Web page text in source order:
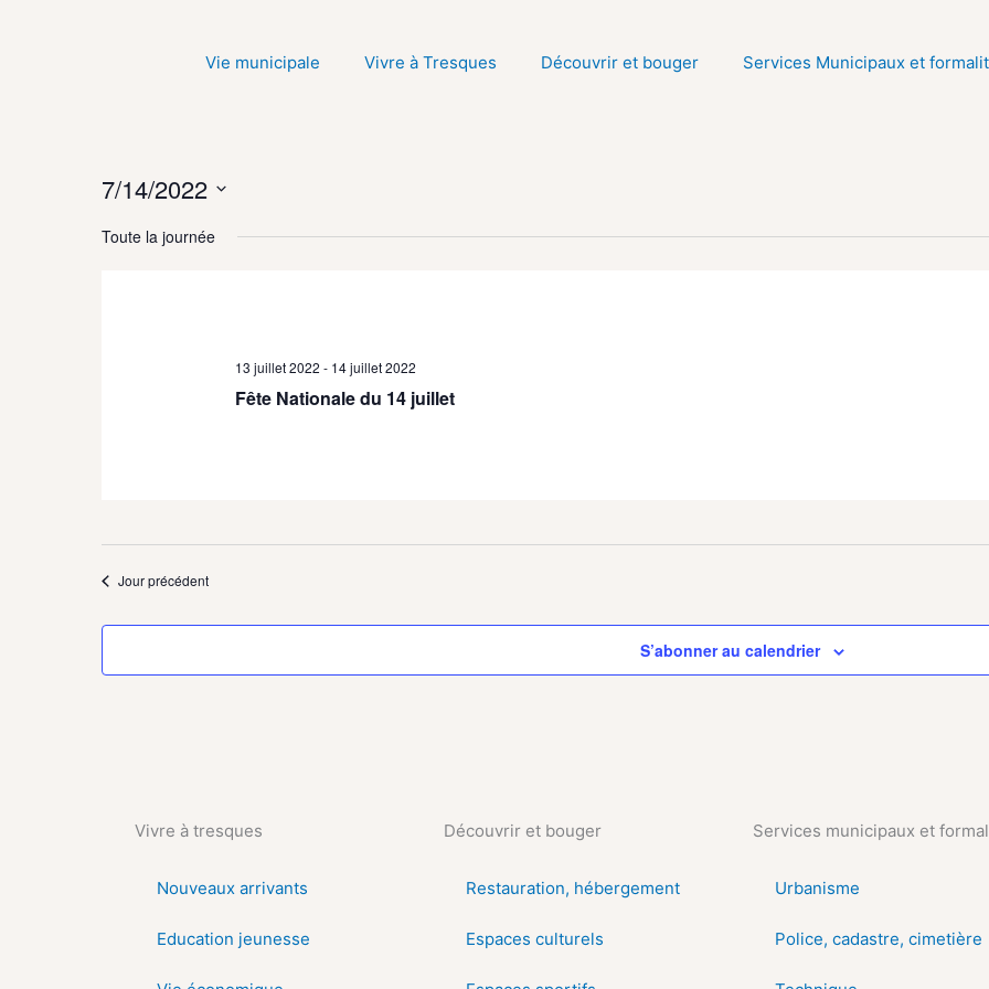
Vie municipale Vivre à Tresques Découvrir et bouger Services Municipaux et
7/14/2022
une
Toute la journée
13 juillet 2022 - 14 juillet 2022
Fête Nationale du 14 juillet
Jour précédent
S’abonner au calendrier
Vivre à tresques
Nouveaux arrivants
Education jeunesse
Découvrir et bouger
Restauration, hébergement
Espaces culturels
Services municipaux et
Urbanisme
Police, cadastre, cimetière